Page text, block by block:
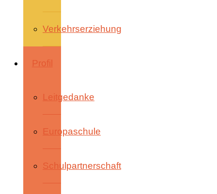
Verkehrserziehung
Profil
Leitgedanke
Europaschule
Schulpartnerschaft